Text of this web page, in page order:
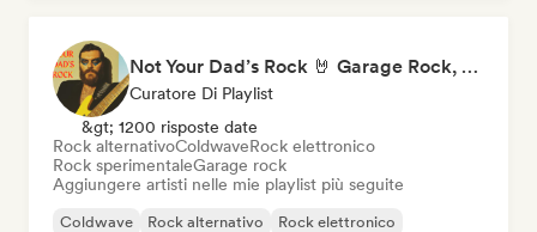
Not Your Dad’s Rock 🤘 Garage Rock, Alt-Rock & Indie Anthems
Curatore Di Playlist
&gt; 1200 risposte date
Rock alternativoColdwaveRock elettronico
Rock sperimentaleGarage rock
Aggiungere artisti nelle mie playlist più seguite
Coldwave Rock alternativo
Rock elettronico